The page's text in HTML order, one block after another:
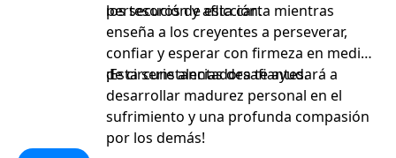
persecución y aflicción.
los tesoros de esta carta mientras
enseña a los creyentes a perseverar,
confiar y esperar con firmeza en medio
de circunstancias desafiantes.
¡Esta serie alentadora te ayudará a
desarrollar madurez personal en el
sufrimiento y una profunda compasión
por los demás!